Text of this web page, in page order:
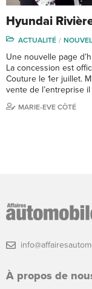
Hyundai
ACTUALITÉ
Une nouvelle page
La concession est
Couture le 1er juillet.
vente de l’entreprise
MARIE-EVE CÔTÉ
À propos de